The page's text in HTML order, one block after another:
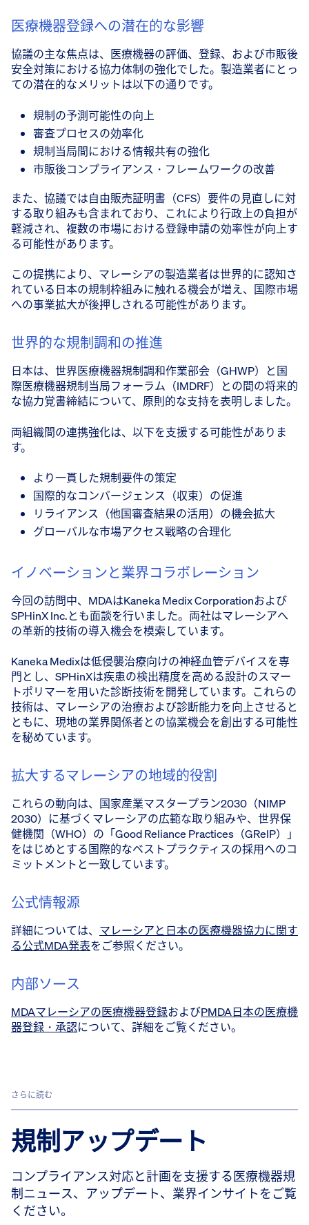
医療機器登録への潜在的な影響
協議の主な焦点は、医療機器の評価、登録、および市販後
安全対策における協力体制の強化でした。製造業者にとっ
ての潜在的なメリットは以下の通りです。
規制の予測可能性の向上
審査プロセスの効率化
規制当局間における情報共有の強化
市販後コンプライアンス・フレームワークの改善
また、協議では自由販売証明書（CFS）要件の見直しに対
する取り組みも含まれており、これにより行政上の負担が
軽減され、複数の市場における登録申請の効率性が向上す
る可能性があります。
この提携により、マレーシアの製造業者は世界的に認知さ
れている日本の規制枠組みに触れる機会が増え、国際市場
への事業拡大が後押しされる可能性があります。
世界的な規制調和の推進
日本は、世界医療機器規制調和作業部会（GHWP）と国
際医療機器規制当局フォーラム（IMDRF）との間の将来的
な協力覚書締結について、原則的な支持を表明しました。
両組織間の連携強化は、以下を支援する可能性がありま
す。
より一貫した規制要件の策定
国際的なコンバージェンス（収束）の促進
リライアンス（他国審査結果の活用）の機会拡大
グローバルな市場アクセス戦略の合理化
イノベーションと業界コラボレーション
今回の訪問中、MDAはKaneka Medix Corporationおよび
SPHinX Inc.とも面談を行いました。両社はマレーシアへ
の革新的技術の導入機会を模索しています。
Kaneka Medixは低侵襲治療向けの神経血管デバイスを専
門とし、SPHinXは疾患の検出精度を高める設計のスマー
トポリマーを用いた診断技術を開発しています。これらの
技術は、マレーシアの治療および診断能力を向上させると
ともに、現地の業界関係者との協業機会を創出する可能性
を秘めています。
拡大するマレーシアの地域的役割
これらの動向は、国家産業マスタープラン2030（NIMP
2030）に基づくマレーシアの広範な取り組みや、世界保
健機関（WHO）の「Good Reliance Practices（GRelP）」
をはじめとする国際的なベストプラクティスの採用へのコ
ミットメントと一致しています。
公式情報源
詳細については、 マレーシアと日本の医療機器協力に関す
る公式MDA発表をご参照ください。
内部ソース
MDAマレーシアの医療機器登録およびPMDA日本の医療機
器登録・承認について、詳細をご覧ください。
さらに読む
規制アップデート
コンプライアンス対応と計画を支援する医療機器規
制ニュース、アップデート、業界インサイトをご覧
ください。